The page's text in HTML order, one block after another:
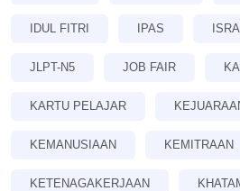
IDUL FITRI IPAS
JLPT-N5 JOB FAIR
KARTU PELAJAR
KEMANUSIAAN KEMITRAAN
KETENAGAKERJAAN